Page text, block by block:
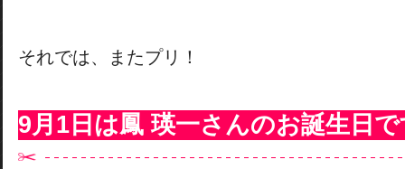
それでは、またプリ！
9月1日は鳳 瑛一さんのお誕生日